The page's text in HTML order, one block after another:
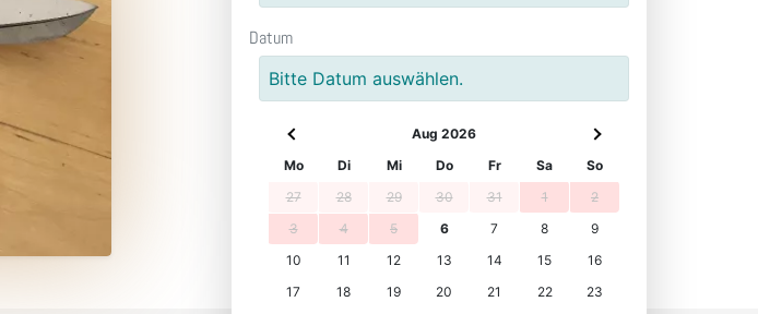
Datum
Bitte Datum auswählen.
Aug 2026
Mo
Di Mi Do Fr Sa
So
27
28 29 30 31 1
2
3
4 5 6 7 8
9
10
11 12 13 14 15
16
17
18 19 20 21 22
23